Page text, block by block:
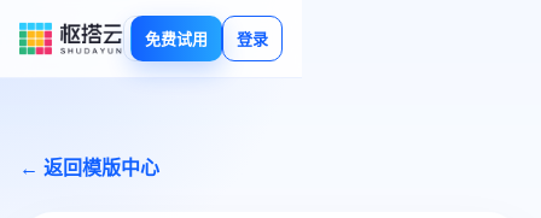
免费试用 登录
← 返回模版中心